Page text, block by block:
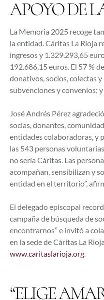
APOYO DE
La Memoria 2025 recoge
la entidad. Cáritas La Rioja
ingresos y 1.329.293,65
192.686,15 euros. El 57 %
donativos, socios, colectas y
subvenciones y convenios;
José Andrés Pérez
socias, donantes,
entidades colaboradoras, y
las 543 personas
no sería Cáritas. Las
acompañan, sensibilizan y
entidad en el territorio”,
El delegado episcopal
campaña de búsqueda de
encontrarnos” e invitó a
en la sede de Cáritas La
www.caritaslarioja.org.
“ELIGE